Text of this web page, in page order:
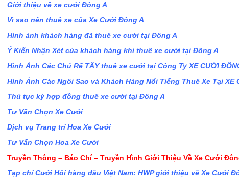
Làm
Dàn
Dâu
Đẹp,
Tượng
TƯ
CHỌN
SỨC
CƯỚI
THÊM
QUYẾN
4
QUYẾT
NÀNG
GIỮ
DÁNG
MẶC
VÁY
THẬT
THUÊ
CƯỚI
520I
MUI
THU
MỌI
ÁNH
Giới thiệu về xe cưới Đông A
Vì sao nên thuê xe của Xe Cưới Đông A
Hình ảnh khách hàng đã thuê xe cưới tại Đông A
Ý Kiến Nhận Xét của khách hàng khi thuê xe cưới tại Đông A
Hình Ảnh Các Chú Rể TÂY thuê xe cưới tại Công Ty XE CƯỚI
Hình Ảnh Các Ngôi Sao và Khách Hàng Nổi Tiếng Thuê Xe Tại XE
Thủ tục ký hợp đồng thuê xe cưới tại Đông A
Tư Vấn Chọn Xe Cưới
Dịch vụ Trang trí Hoa Xe Cưới
Tư Vấn Chọn Hoa Xe Cưới
Truyền Thông – Báo Chí – Truyền Hình Giới Thiệu Về Xe Cưới
Tạp chí Cưới Hỏi hàng đầu Việt Nam: HWP giới thiệu về Xe Cưới